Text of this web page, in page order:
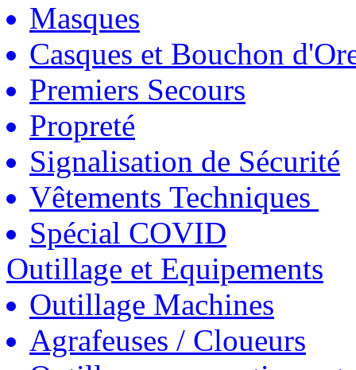
Masques
Casques et Bouchon
Premiers Secours
Propreté
Signalisation de Sécurité
Vêtements Techniques
Spécial COVID
Outillage et Equipements
Outillage Machines
Agrafeuses / Cloueurs